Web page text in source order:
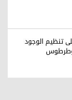
تنظيم الوجود